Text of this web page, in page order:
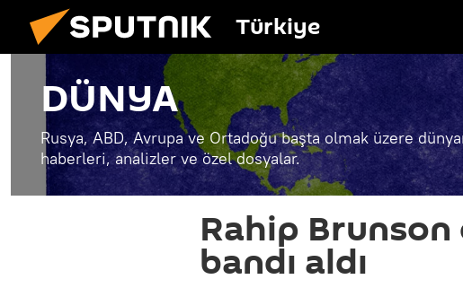
Türkiye
DÜNYA
Rusya, ABD, Avrupa ve Ortadoğu başta olmak üzere
haberleri, analizler ve özel dosyalar.
Rahip
bandı aldı